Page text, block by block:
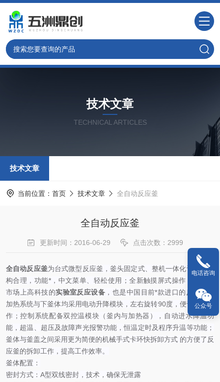
技术文章
TECHNICAL ARTICLES
技术文章
当前位置： 首页 技术文章 全自动反应釜
全自动反应釜
更新时间：2016-06-29 点击次数：2999
全自动反应釜为台式微型反应釜，釜头固定式、整机一体化设计，结
构合理，功能*，中文菜单、轻松使用；全新触摸屏式操作，是目前
市场上高科技的实验室反应设备 ，也是中国目前*款进口的反应器；
加热系统与下釜体均采用电动升降模块，左右旋转90度，便于实验操
作；控制系统配备双控温模块（釜内与加热器），自动进水降温功
能，超温、超压及故障声光报警功能，恒温定时及程序升温等功能；
釜体与釜盖之间采用更为简便的机械手式卡环快拆卸方式 的方便了反
应釜的拆卸工作，提高工作效率。
釜体配置：
密封方式：A型双线密封，技术，确保无泄露
电话咨询
公众号